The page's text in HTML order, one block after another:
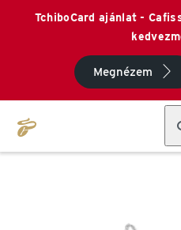
TchiboCard ajánlat -
Megnézem